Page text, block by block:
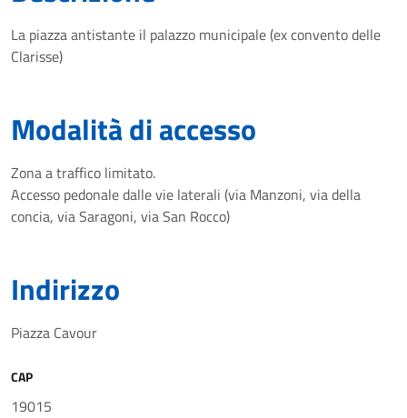
La piazza antistante il palazzo municipale (ex convento delle
Clarisse)
Modalità di accesso
Zona a traffico limitato.
Accesso pedonale dalle vie laterali (via Manzoni, via della
concia, via Saragoni, via San Rocco)
Indirizzo
Piazza Cavour
CAP
19015